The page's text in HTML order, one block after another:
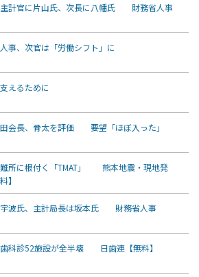
主計官に片山氏、次長に八幡氏 財務省人事
事、次官は「労働シフト」に
えるために
会長、骨太を評価 要望「ほぼ入った」
難所に根付く「TMAT」 熊本地震・現地発
】
宇波氏、主計局長は坂本氏 財務省人事
科診52施設が全半壊 日歯連【無料】